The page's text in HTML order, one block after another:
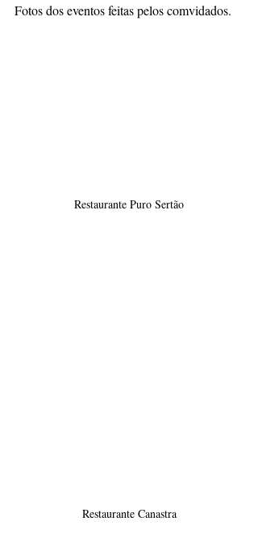
Fotos dos eventos feitas pelos comvidados.
Restaurante Puro Sertão
Restaurante Canastra